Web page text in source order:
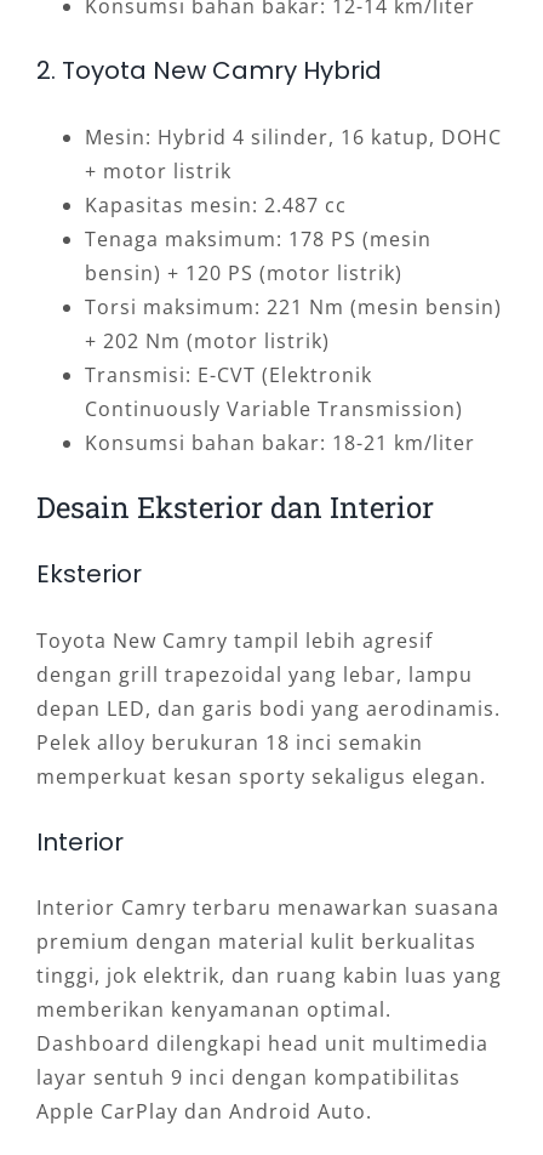
Konsumsi bahan bakar: 12-14 km/liter
2. Toyota New Camry Hybrid
Mesin: Hybrid 4 silinder, 16 katup, DOHC
+ motor listrik
Kapasitas mesin: 2.487 cc
Tenaga maksimum: 178 PS (mesin
bensin) + 120 PS (motor listrik)
Torsi maksimum: 221 Nm (mesin bensin)
+ 202 Nm (motor listrik)
Transmisi: E-CVT (Elektronik
Continuously Variable Transmission)
Konsumsi bahan bakar: 18-21 km/liter
Desain Eksterior dan Interior
Eksterior
Toyota New Camry tampil lebih agresif
dengan grill trapezoidal yang lebar, lampu
depan LED, dan garis bodi yang aerodinamis.
Pelek alloy berukuran 18 inci semakin
memperkuat kesan sporty sekaligus elegan.
Interior
Interior Camry terbaru menawarkan suasana
premium dengan material kulit berkualitas
tinggi, jok elektrik, dan ruang kabin luas yang
memberikan kenyamanan optimal.
Dashboard dilengkapi head unit multimedia
layar sentuh 9 inci dengan kompatibilitas
Apple CarPlay dan Android Auto.